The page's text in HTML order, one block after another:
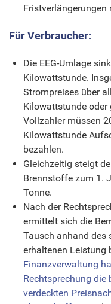
Fristverlängerungen
Für Verbraucher:
Die EEG-Umlage
Kilowattstunde.
Strompreises über
Kilowattstunde oder
Vollzahler müssen
Kilowattstunde
bezahlen.
Gleichzeitig steigt
Brennstoffe zum 1.
Tonne.
Nach der
ermittelt sich die
Tausch anhand des
erhaltenen Leistung
Finanzverwaltung
Rechtsprechung die
verdeckten